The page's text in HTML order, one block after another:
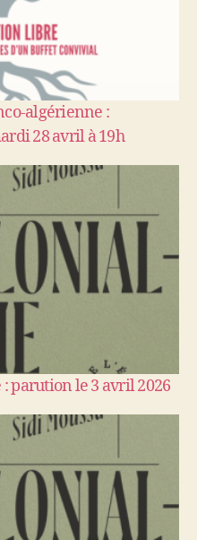
algérienne :
28 avril à 19h
parution le 3 avril 2026